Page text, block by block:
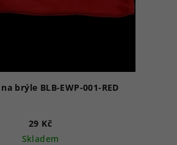
brýle BLB-EWP-001-RED
29 Kč
Skladem